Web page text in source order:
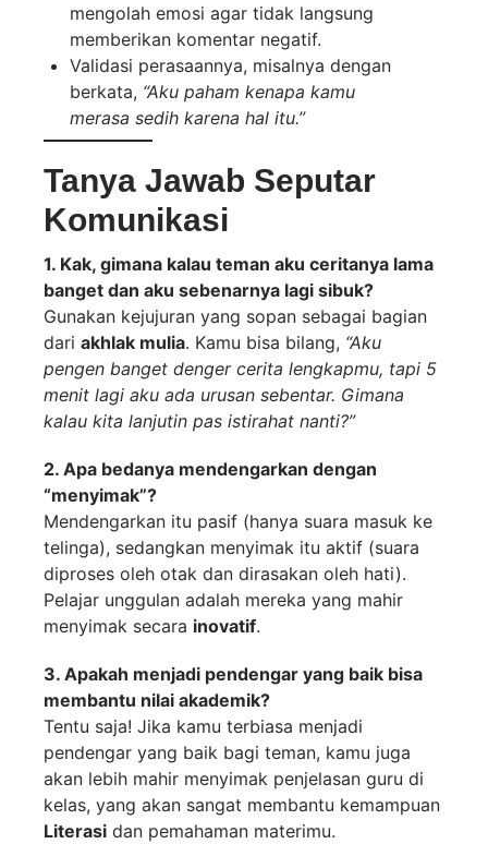
mengolah emosi agar tidak langsung
memberikan komentar negatif.
Validasi perasaannya, misalnya dengan
berkata, “Aku paham kenapa kamu
merasa sedih karena hal itu.”
Tanya Jawab Seputar
Komunikasi
1. Kak, gimana kalau teman aku ceritanya lama
banget dan aku sebenarnya lagi sibuk?
Gunakan kejujuran yang sopan sebagai bagian
dari akhlak mulia. Kamu bisa bilang, “Aku
pengen banget denger cerita lengkapmu, tapi 5
menit lagi aku ada urusan sebentar. Gimana
kalau kita lanjutin pas istirahat nanti?”
2. Apa bedanya mendengarkan dengan
“menyimak”?
Mendengarkan itu pasif (hanya suara masuk ke
telinga), sedangkan menyimak itu aktif (suara
diproses oleh otak dan dirasakan oleh hati).
Pelajar unggulan adalah mereka yang mahir
menyimak secara inovatif.
3. Apakah menjadi pendengar yang baik bisa
membantu nilai akademik?
Tentu saja! Jika kamu terbiasa menjadi
pendengar yang baik bagi teman, kamu juga
akan lebih mahir menyimak penjelasan guru di
kelas, yang akan sangat membantu kemampuan
Literasi dan pemahaman materimu.